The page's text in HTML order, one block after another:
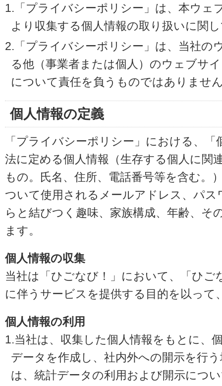
1.「プライバシーポリシー」は、本ウェ
より収集する個人情報の取り扱いに関
2.「プライバシーポリシー」は、当社の
る他（事業者または個人）のウェブサ
について責任を負うものではありませ
個人情報の定義
「プライバシーポリシー」における、
法に定める個人情報（生存する個人に関
もの。氏名、住所、電話番号等を含む。
ついて使用されるメールアドレス、パ
らと結びつく趣味、家族構成、年齢、そ
ます。
個人情報の収集
当社は「ひごなび！」において、「ひ
に伴うサービスを提供する目的を以って
個人情報の利用
1.当社は、収集した個人情報をもとに、
データを作成し、社内外への開示を行
は、統計データの利用および開示につ